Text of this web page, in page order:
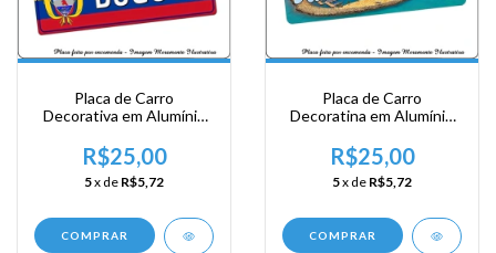
Placa de Carro
Decorativa em Alumínio
a Colombia - Bogota
R$25,00
5x de R$5,72
COMPRAR
Placa de Carro
Decoratina em Alumínio
Santa Marta
R$25,00
5x de R$5,72
COMPRAR